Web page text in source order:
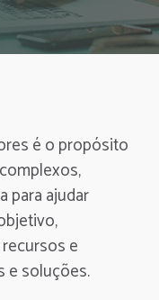
é o propósito
para ajudar
e
e soluções.